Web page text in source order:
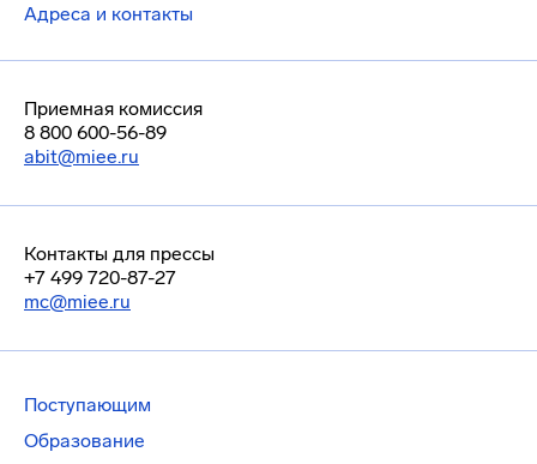
Адреса и контакты
Приемная комиссия
8 800 600-56-89
abit@miee.ru
Контакты для прессы
+7 499 720-87-27
mc@miee.ru
Поступающим
Образование